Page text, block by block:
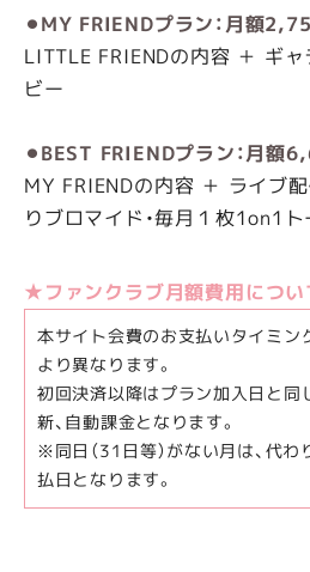
⚫︎MY FRIENDプラン：月額
LITTLE FRIENDの内容 ＋ ギャ
ビー
⚫︎BEST FRIENDプラン：月額
MY FRIENDの内容 ＋ ライブ
りブロマイド・毎月１枚1on1
★ファンクラブ月額費用につい
本サイト会費のお支払いタイミン
より異なります。
初回決済以降はプラン加入日と同
新、自動課金となります。
※同日（31日等）がない月は、代
払日となります。